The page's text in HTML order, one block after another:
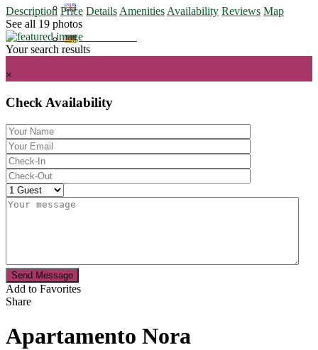
Description Price Details Amenities Availability Reviews Map
See all 19 photos
Your search results
×
Check Availability
Send Message
Add to Favorites
Share
Apartamento Nora